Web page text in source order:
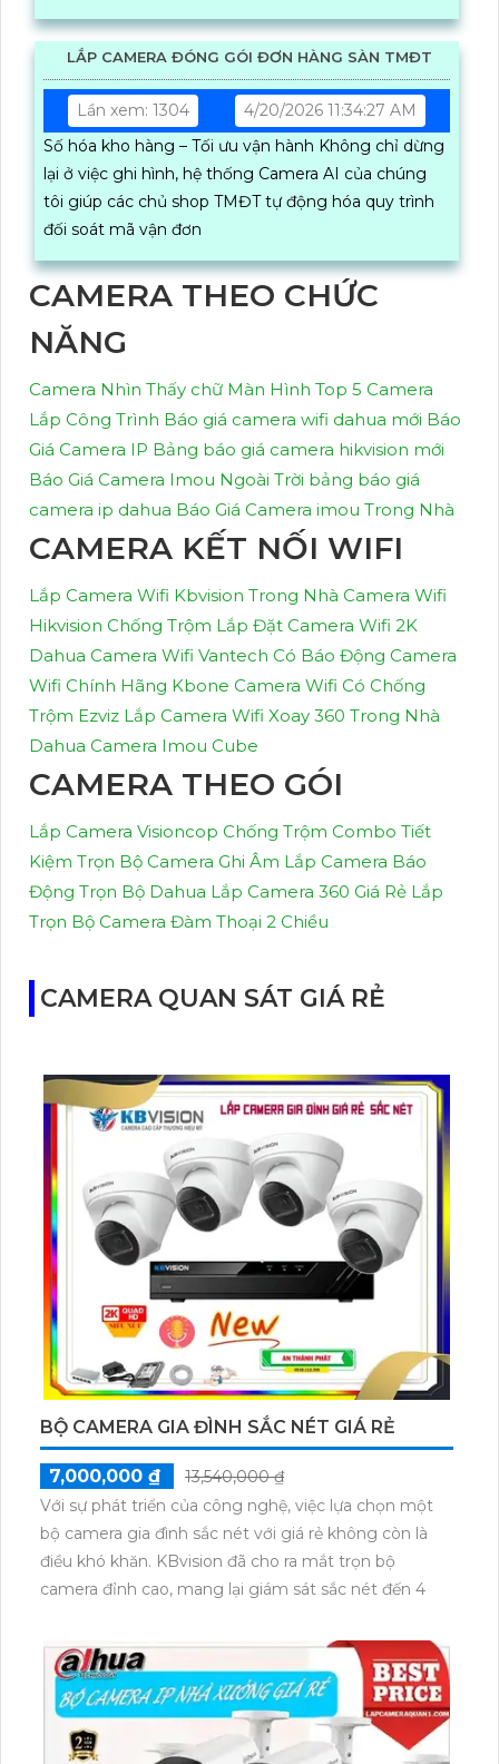
các bàn đóng gói thương mại điện tử
LẮP CAMERA ĐÓNG GÓI ĐƠN HÀNG SÀN TMĐT
Lần xem: 1304
4/20/2026 11:34:27 AM
Số hóa kho hàng – Tối ưu vận hành Không chỉ dừng
lại ở việc ghi hình, hệ thống Camera AI của chúng
tôi giúp các chủ shop TMĐT tự động hóa quy trình
đối soát mã vận đơn
CAMERA THEO CHỨC
NĂNG
Camera Nhìn Thấy chữ Màn Hình Top 5 Camera
Lắp Công Trình Báo giá camera wifi dahua mới Báo
Giá Camera IP Bảng báo giá camera hikvision mới
Báo Giá Camera Imou Ngoài Trời bảng báo giá
camera ip dahua Báo Giá Camera imou Trong Nhà
CAMERA KẾT NỐI WIFI
Lắp Camera Wifi Kbvision Trong Nhà Camera Wifi
Hikvision Chống Trộm Lắp Đặt Camera Wifi 2K
Dahua Camera Wifi Vantech Có Báo Động Camera
Wifi Chính Hãng Kbone Camera Wifi Có Chống
Trộm Ezviz Lắp Camera Wifi Xoay 360 Trong Nhà
Dahua Camera Imou Cube
CAMERA THEO GÓI
Lắp Camera Visioncop Chống Trộm Combo Tiết
Kiệm Trọn Bộ Camera Ghi Âm Lắp Camera Báo
Động Trọn Bộ Dahua Lắp Camera 360 Giá Rẻ Lắp
Trọn Bộ Camera Đàm Thoại 2 Chiều
CAMERA QUAN SÁT GIÁ RẺ
BỘ CAMERA GIA ĐÌNH SẮC NÉT GIÁ RẺ
7,000,000 ₫
13,540,000 ₫
Với sự phát triển của công nghệ, việc lựa chọn một
bộ camera gia đình sắc nét với giá rẻ không còn là
điều khó khăn. KBvision đã cho ra mắt trọn bộ
camera đỉnh cao, mang lại giám sát sắc nét đến 4